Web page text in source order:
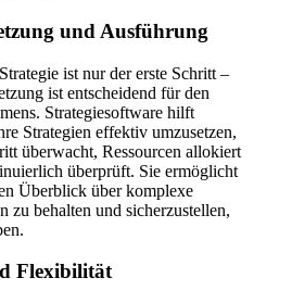
und Ausführung
ist nur der erste Schritt –
ist entscheidend für den
Strategiesoftware hilft
Strategien effektiv umzusetzen,
überwacht, Ressourcen allokiert
überprüft. Sie ermöglicht
Überblick über komplexe
zu behalten und sicherzustellen,
Flexibilität